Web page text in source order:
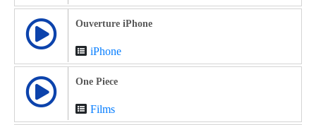
Ouverture iPhone
iPhone
One Piece
Films